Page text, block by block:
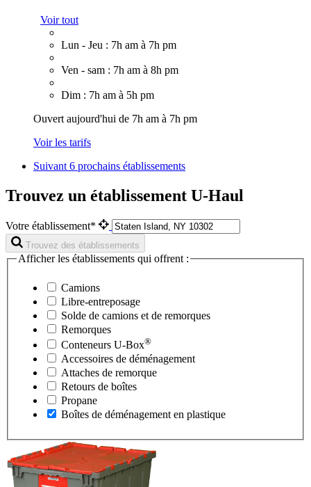
Voir tout
Lun - Jeu : 7h am à 7h pm
Ven - sam : 7h am à 8h pm
Dim : 7h am à 5h pm
Ouvert aujourd'hui de 7h am à 7h pm
Voir les tarifs
Suivant6 prochains établissements
Trouvez un établissement U-Haul
Votre établissement*
Trouvez des établissements
Afficher les établissements qui offrent :
Camions
Libre-entreposage
Solde de camions et de remorques
Remorques
Conteneurs U-Box®
Accessoires de déménagement
Attaches de remorque
Retours de boîtes
Propane
Boîtes de déménagement en plastique